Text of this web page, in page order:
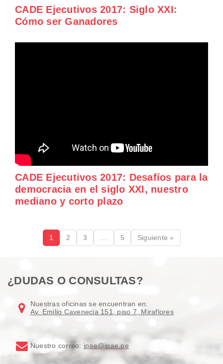
CADE Ejecutivos 2017: Siglo XXI:
Cómo ser Ganadores
CADE Ejecutivos 2017: Desafíos para la
democracia en el siglo XXI, nuestro
mediano y corto plazo
1 2 3 5 Siguiente »
¿DUDAS O CONSULTAS?
Nuestras oficinas se encuentran en:
Av. Emilio Cavenecia 151, piso 7, Miraflores
Nuestro correo: ipae@ipae.pe